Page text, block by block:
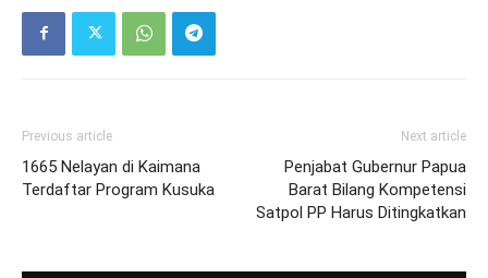
Previous article
1665 Nelayan di Kaimana
Terdaftar Program Kusuka
Next article
Penjabat Gubernur Papua
Barat Bilang Kompetensi
Satpol PP Harus Ditingkatkan